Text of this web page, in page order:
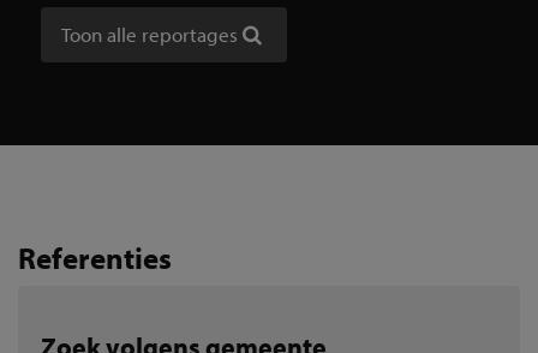
Toon alle reportages
Referenties